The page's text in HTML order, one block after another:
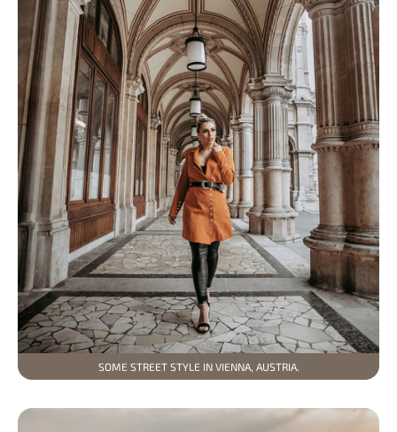
SOME STREET STYLE IN VIENNA, AUSTRIA.